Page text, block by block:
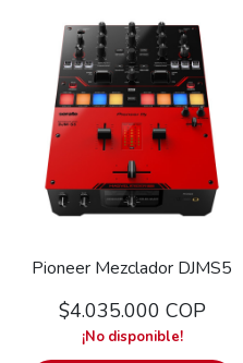
Pioneer Mezclador DJMS5
$4.035.000 COP
¡No disponible!